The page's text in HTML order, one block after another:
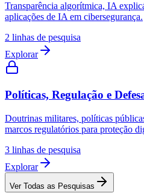
Transparência algorítmica, IA
aplicações de IA em cibersegurança.
2 linhas de pesquisa
Explorar
Políticas, Regulação e
Doutrinas militares, políticas
marcos regulatórios para proteção
3 linhas de pesquisa
Explorar
Ver Todas as Pesquisas